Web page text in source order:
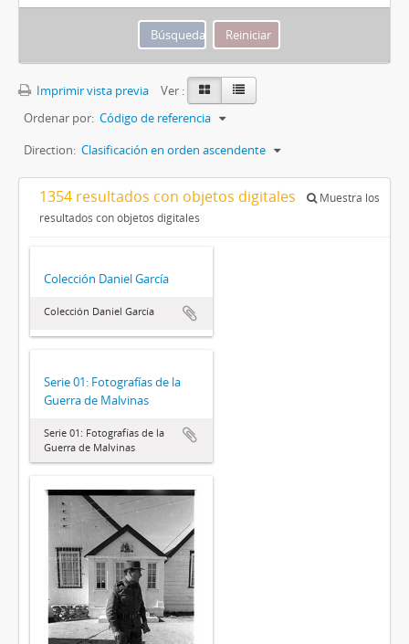
Imprimir vista previa
Ver :
Ordenar por: Código de referencia
Direction: Clasificación en orden ascendente
1354 resultados con objetos digitales
Muestra los
resultados con objetos digitales
Colección Daniel García
Colección Daniel García
Serie 01: Fotografías de la
Guerra de Malvinas
Serie 01: Fotografías de la
Guerra de Malvinas